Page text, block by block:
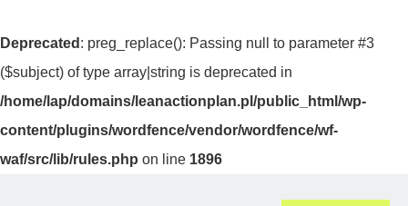
Deprecated : preg_replace(): Passing null to parameter #3
($subject) of type array|string is deprecated in
/home/lap/domains/leanactionplan.pl/public_html/wp-
content/plugins/wordfence/vendor/wordfence/wf-
waf/src/lib/rules.php on line 1896